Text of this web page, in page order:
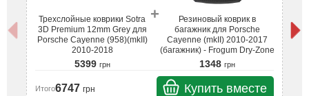
Трехслойные коврики Sotra
3D Premium 12mm Grey для
Porsche Cayenne (958)(mkII)
2010-2018
5399 грн
+
Резиновый коврик в
багажник для Porsche
Cayenne (mkII) 2010-2017
(багажник) - Frogum Dry-Zone
1348 грн
Итого6747 грн Купить вместе